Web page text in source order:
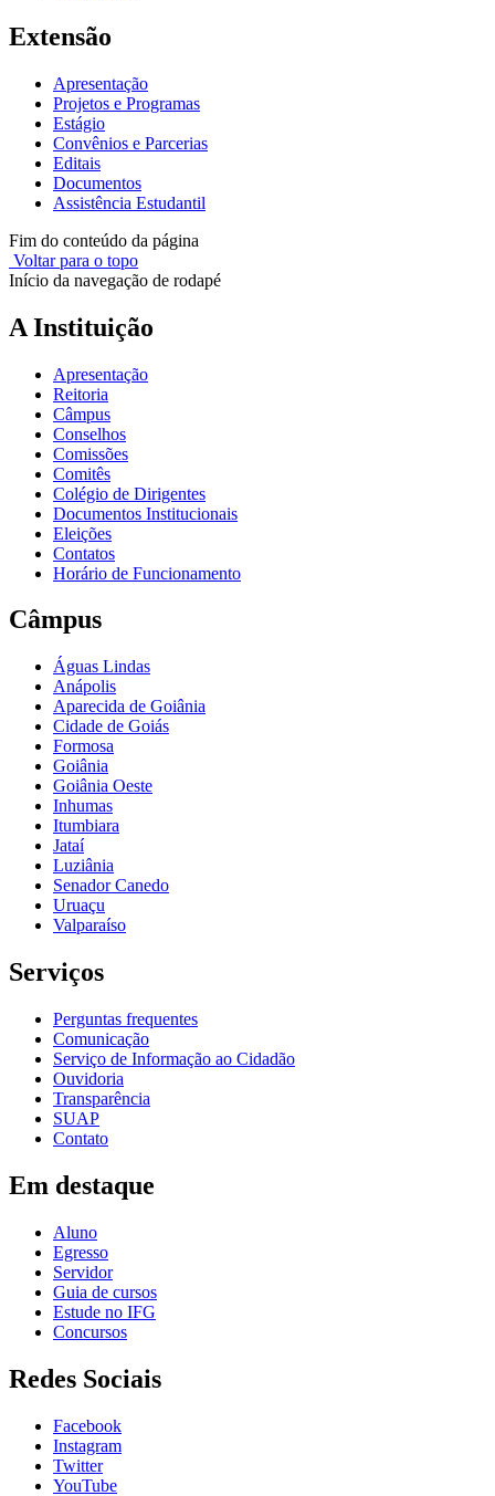
Extensão
Apresentação
Projetos e Programas
Estágio
Convênios e Parcerias
Editais
Documentos
Assistência Estudantil
Fim do conteúdo da página
Voltar para o topo
Início da navegação de rodapé
A Instituição
Apresentação
Reitoria
Câmpus
Conselhos
Comissões
Comitês
Colégio de Dirigentes
Documentos Institucionais
Eleições
Contatos
Horário de Funcionamento
Câmpus
Águas Lindas
Anápolis
Aparecida de Goiânia
Cidade de Goiás
Formosa
Goiânia
Goiânia Oeste
Inhumas
Itumbiara
Jataí
Luziânia
Senador Canedo
Uruaçu
Valparaíso
Serviços
Perguntas frequentes
Comunicação
Serviço de Informação ao Cidadão
Ouvidoria
Transparência
SUAP
Contato
Em destaque
Aluno
Egresso
Servidor
Guia de cursos
Estude no IFG
Concursos
Redes Sociais
Facebook
Instagram
Twitter
YouTube